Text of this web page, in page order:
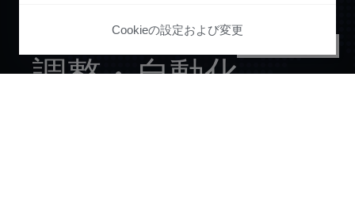
ジャーニー全体を
調整・自動化
Cookieの設定および変更